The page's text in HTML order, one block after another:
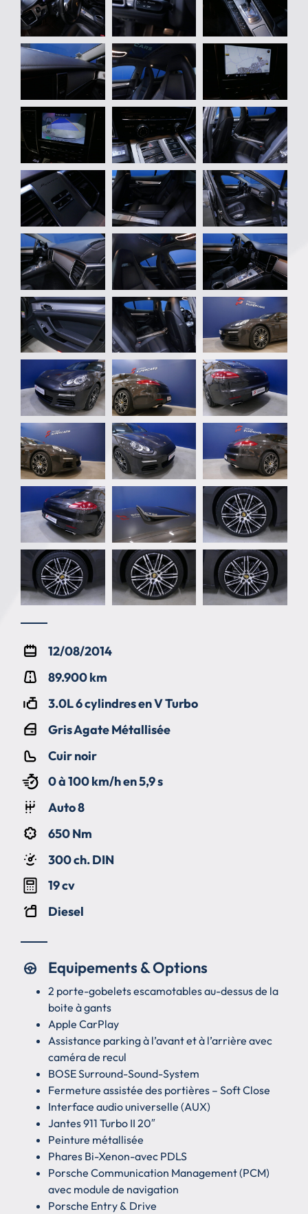
12/08/2014
89.900 km
3.0L 6 cylindres en V Turbo
Gris Agate Métallisée
Cuir noir
0 à 100 km/h en 5,9 s
Auto 8
650 Nm
300 ch. DIN
19 cv
Diesel
Equipements & Options
2 porte-gobelets escamotables au-dessus de la
boite à gants
Apple CarPlay
Assistance parking à l’avant et à l’arrière avec
caméra de recul
BOSE Surround-Sound-System
Fermeture assistée des portières – Soft Close
Interface audio universelle (AUX)
Jantes 911 Turbo II 20″
Peinture métallisée
Phares Bi-Xenon-avec PDLS
Porsche Communication Management (PCM)
avec module de navigation
Porsche Entry & Drive